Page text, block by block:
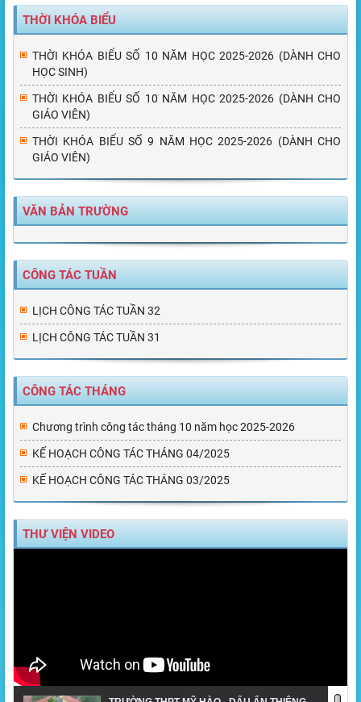
THỜI KHÓA BIỂU
THỜI KHÓA BIỂU SỐ 10 NĂM HỌC 2025-2026 (DÀNH CHO
HỌC SINH)
THỜI KHÓA BIỂU SỐ 10 NĂM HỌC 2025-2026 (DÀNH CHO
GIÁO VIÊN)
THỜI KHÓA BIỂU SỐ 9 NĂM HỌC 2025-2026 (DÀNH CHO
GIÁO VIÊN)
VĂN BẢN TRƯỜNG
CÔNG TÁC TUẦN
LỊCH CÔNG TÁC TUẦN 32
LỊCH CÔNG TÁC TUẦN 31
CÔNG TÁC THÁNG
Chương trình công tác tháng 10 năm học 2025-2026
KẾ HOẠCH CÔNG TÁC THÁNG 04/2025
KẾ HOẠCH CÔNG TÁC THÁNG 03/2025
THƯ VIỆN VIDEO